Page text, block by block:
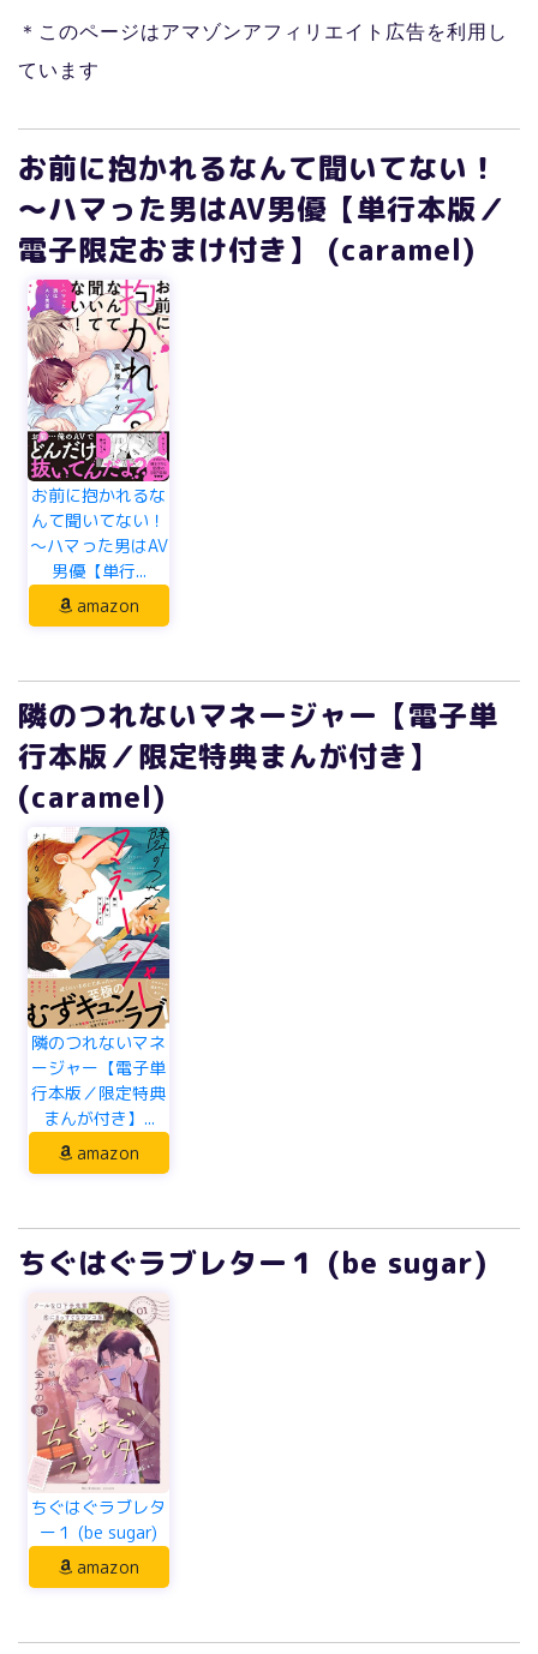
＊このページはアマゾンアフィリエイト広告を利用し
ています
お前に抱かれるなんて聞いてない！
～ハマった男はAV男優【単行本版／
電子限定おまけ付き】 (caramel)
お前に抱かれるな
んて聞いてない！
～ハマった男はAV
男優【単行...
amazon
隣のつれないマネージャー【電子単
行本版／限定特典まんが付き】
(caramel)
隣のつれないマネ
ージャー【電子単
行本版／限定特典
まんが付き】...
amazon
ちぐはぐラブレター１ (be sugar)
ちぐはぐラブレタ
ー１ (be sugar)
amazon